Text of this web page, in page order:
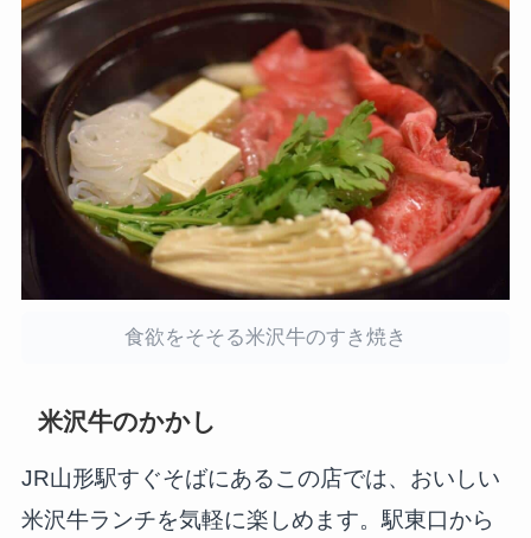
食欲をそそる米沢牛のすき焼き
米沢牛のかかし
JR山形駅すぐそばにあるこの店では、おいしい
米沢牛ランチを気軽に楽しめます。駅東口から